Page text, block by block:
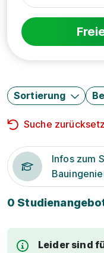
Sortierung
Suche
Infos zum
0
Leider sind